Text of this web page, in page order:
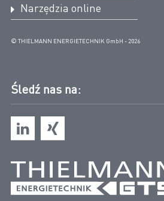
Narzędzia online
© THIELMANN ENERGIETECHNIK GmbH - 2026
Śledź nas na: